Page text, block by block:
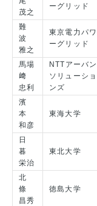
茂之
ーグリッド
難
波
雅之
東京電力パワ
ーグリッド
馬場
﨑
忠利
NTTアーバン
ソリューショ
ンズ
濱
本
和彦
東海大学
日
暮
栄治
東北大学
北
條
昌秀
徳島大学